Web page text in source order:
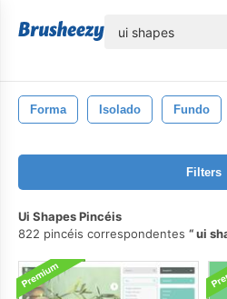
Forma Isolado Fundo
Filters
Ui Shapes Pincéis
822 pincéis correspondentes
ui